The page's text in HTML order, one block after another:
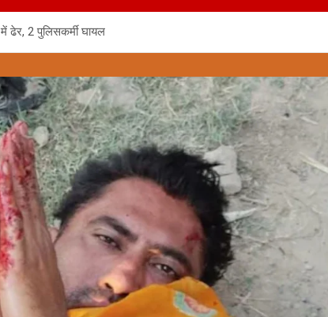
ढेर, 2 पुलिसकर्मी घायल